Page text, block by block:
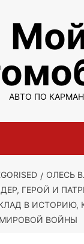
АВТО ПО
ОЛЕСЬ
ГЕРОЙ И
В ИСТОРИЮ,
ВОЙНЫ